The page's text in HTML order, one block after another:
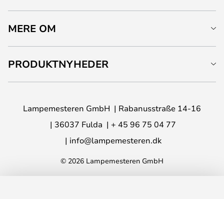
MERE OM
PRODUKTNYHEDER
Lampemesteren GmbH
Rabanusstraße 14-16
36037 Fulda
+ 45 96 75 04 77
info@lampemesteren.dk
© 2026 Lampemesteren GmbH